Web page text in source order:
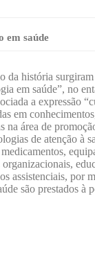
em saúde
da história
em saúde”, no
a expressão
em
na área de
de atenção à
organizacionais,
assistenciais, por
são prestados à